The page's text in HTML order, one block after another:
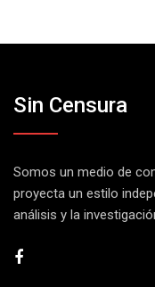
Sin Censura
Somos un medio de
proyecta un estilo
análisis y la